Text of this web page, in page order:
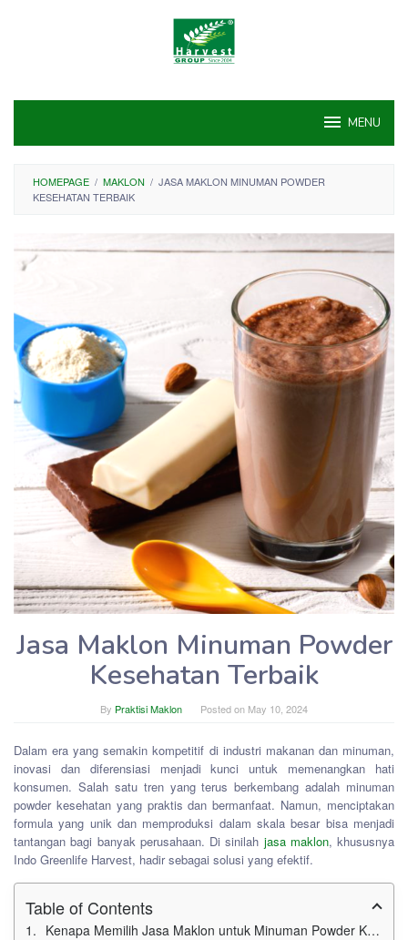
MENU
HOMEPAGE / MAKLON / JASA MAKLON MINUMAN POWDER
KESEHATAN TERBAIK
Jasa Maklon Minuman Powder
Kesehatan Terbaik
By Praktisi Maklon Posted on May 10, 2024
Dalam era yang semakin kompetitif di industri makanan dan minuman,
inovasi dan diferensiasi menjadi kunci untuk memenangkan hati
konsumen. Salah satu tren yang terus berkembang adalah minuman
powder kesehatan yang praktis dan bermanfaat. Namun, menciptakan
formula yang unik dan memproduksi dalam skala besar bisa menjadi
tantangan bagi banyak perusahaan. Di sinilah jasa maklon, khususnya
Indo Greenlife Harvest, hadir sebagai solusi yang efektif.
Table of Contents
Kenapa Memilih Jasa Maklon untuk Minuman Powder Kesehatan